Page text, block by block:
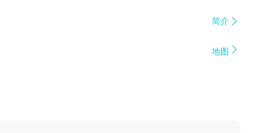
简介 
地图 